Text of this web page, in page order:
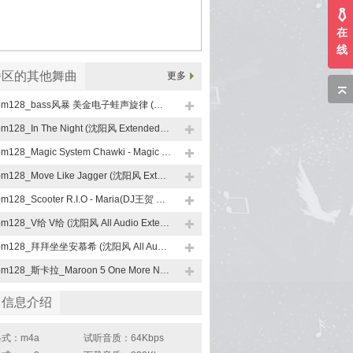
的其他舞曲 更多
bpm128_bass风暴 美金电子蛙声旋律 (沈阳风 All Audio Extended Mix)
bpm128_In The Night (沈阳风 Extended Mix)
bpm128_Magic System Chawki - Magic In The Air (沈阳风 All Audio Extended Mix)
bpm128_Move Like Jagger (沈阳风 Extended Mix)
bpm128_Scooter R.I.O - Maria(DJ王贺 Extended Mix)
bpm128_V给 V给 (沈阳风 All Audio Extended Mix)
bpm128_拜拜坐坐安慕希 (沈阳风 All Audio Extended Mix)
bpm128_斯卡拉_Maroon 5 One More Night (DJ王贺 Extended Mix)
息介绍
：m4a
试听音质：64Kbps
在
线